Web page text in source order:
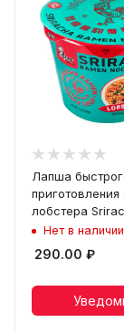
Лапша
лобстера
110 гНет в наличии
290.00 ₽